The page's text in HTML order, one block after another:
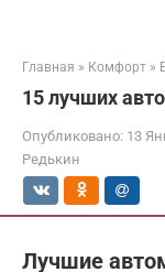
Главная » Комфорт »
15 лучших
Опубликовано: 13
Редькин
Лучшие